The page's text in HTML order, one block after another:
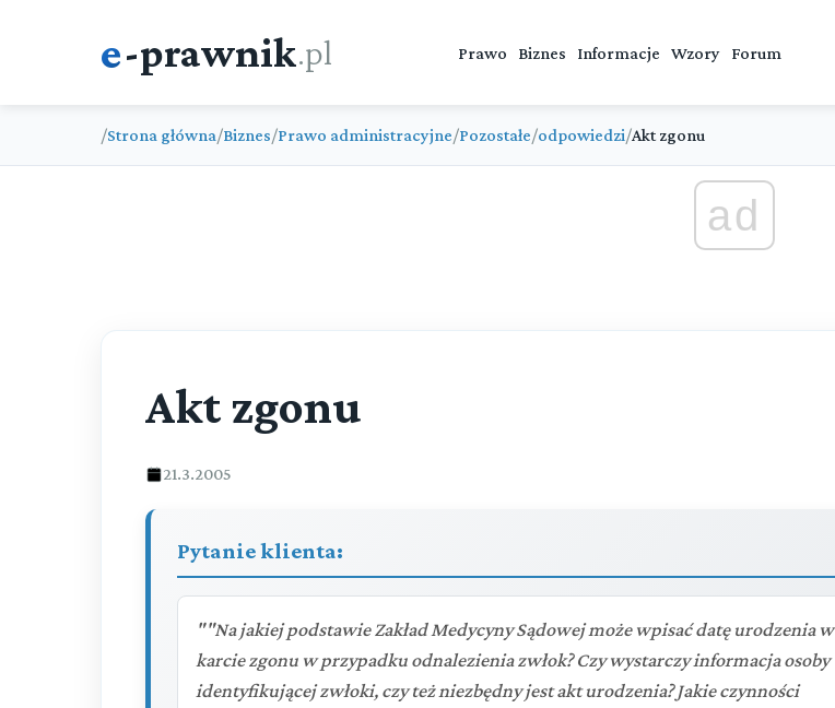
e-prawnik.pl Prawo Biznes Informacje Wzory Forum
/Strona główna/Biznes/Prawo administracyjne/Pozostałe/odpowiedzi/Akt zgonu
ad
Akt zgonu
21.3.2005
Pytanie klienta:
""Na jakiej podstawie Zakład Medycyny Sądowej może wpisać datę urodzenia w
karcie zgonu w przypadku odnalezienia zwłok? Czy wystarczy informacja osoby
identyfikującej zwłoki, czy też niezbędny jest akt urodzenia? Jakie czynności